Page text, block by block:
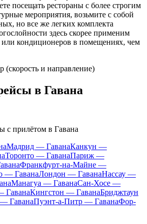
посещать рестораны с более строгим
мероприятия, возьмите с собой
но все же легких комплекта
здесь скорее применим
или кондиционеров в помещениях, чем
(скорость и направление)
в Гавана
с прилётом в Гавана
Мадрид — ГаванаКанкун —
Торонто — ГаванаПариж —
Франкфурт-на-Майне —
— ГаванаЛондон — ГаванаНассау —
Манагуа — ГаванаСан-Хосе —
ГаванаКингстон — ГаванаБриджтаун
ГаванаПуэнт-а-Питр — ГаванаФор-